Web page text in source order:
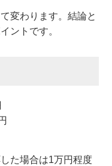
変わります。結論と
ントです。
た場合は1万円程度